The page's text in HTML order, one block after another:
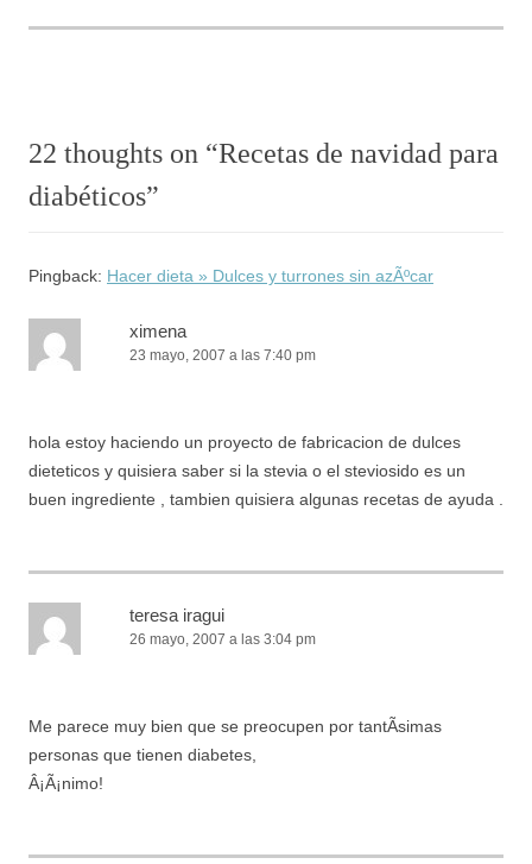
22 thoughts on “Recetas de navidad para
diabéticos”
Pingback: Hacer dieta » Dulces y turrones sin azÃºcar
ximena
23 mayo, 2007 a las 7:40 pm
hola estoy haciendo un proyecto de fabricacion de dulces
dieteticos y quisiera saber si la stevia o el steviosido es un
buen ingrediente , tambien quisiera algunas recetas de ayuda .
teresa iragui
26 mayo, 2007 a las 3:04 pm
Me parece muy bien que se preocupen por tantÃ­simas
personas que tienen diabetes,
Â¡Ã¡nimo!